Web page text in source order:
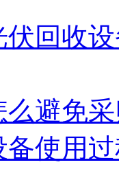
伏回收
么避免
备使用